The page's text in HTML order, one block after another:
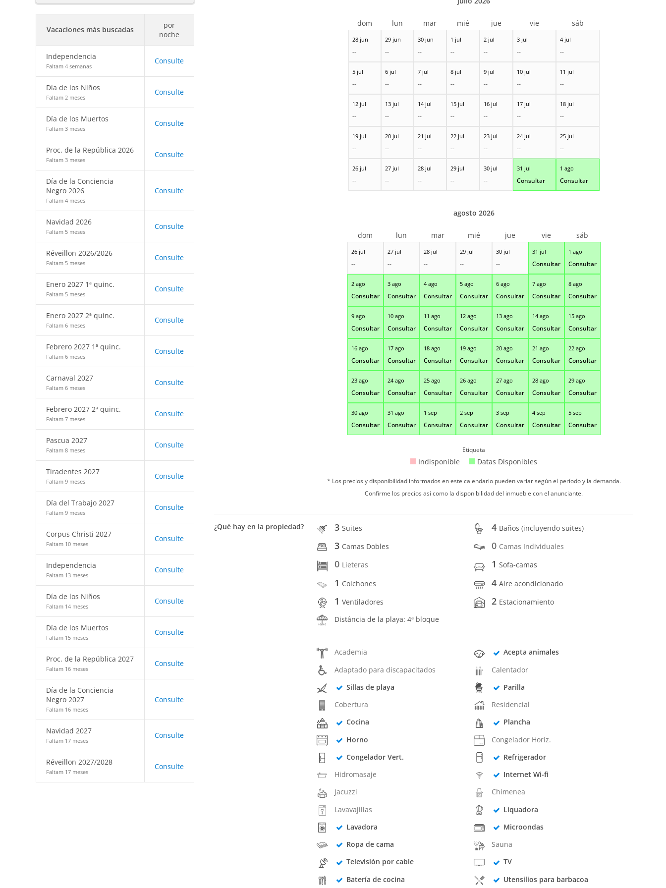
Vacaciones más buscadas
por
noche
Independencia
Faltam 4 semanas
Consulte
Día de los Niños
Faltam 2 meses
Consulte
Día de los Muertos
Faltam 3 meses
Consulte
Proc. de la República 2026
Faltam 3 meses
Consulte
Día de la Conciencia
Negro 2026
Faltam 4 meses
Consulte
Navidad 2026
Faltam 5 meses
Consulte
Réveillon 2026/2026
Faltam 5 meses
Consulte
Enero 2027 1ª quinc.
Faltam 5 meses
Consulte
Enero 2027 2ª quinc.
Faltam 6 meses
Consulte
Febrero 2027 1ª quinc.
Faltam 6 meses
Consulte
Carnaval 2027
Faltam 6 meses
Consulte
Febrero 2027 2ª quinc.
Faltam 7 meses
Consulte
Pascua 2027
Faltam 8 meses
Consulte
Tiradentes 2027
Faltam 9 meses
Consulte
Día del Trabajo 2027
Faltam 9 meses
Consulte
Corpus Christi 2027
Faltam 10 meses
Consulte
Independencia
Faltam 13 meses
Consulte
Día de los Niños
Faltam 14 meses
Consulte
Día de los Muertos
Faltam 15 meses
Consulte
Proc. de la República 2027
Faltam 16 meses
Consulte
Día de la Conciencia
Negro 2027
Faltam 16 meses
Consulte
Navidad 2027
Faltam 17 meses
Consulte
Réveillon 2027/2028
Faltam 17 meses
Consulte
28 jun
--
29 jun
--
30 jun
--
1 jul
--
2 jul
--
3 jul
--
4 jul
--
5 jul
--
6 jul
--
7 jul
--
8 jul
--
9 jul
--
10 jul
--
11 jul
--
12 jul
--
13 jul
--
14 jul
--
15 jul
--
16 jul
--
17 jul
--
18 jul
--
19 jul
--
20 jul
--
21 jul
--
22 jul
--
23 jul
--
24 jul
--
25 jul
--
26 jul
--
27 jul
--
28 jul
--
29 jul
--
30 jul
--
31 jul
Consultar
1 ago
Consultar
dom lun mar mié jue vie sáb
26 jul
--
27 jul
--
28 jul
--
29 jul
--
30 jul
--
31 jul
Consultar
1 ago
Consultar
2 ago
Consultar
3 ago
Consultar
4 ago
Consultar
5 ago
Consultar
6 ago
Consultar
7 ago
Consultar
8 ago
Consultar
9 ago
Consultar
10 ago
Consultar
11 ago
Consultar
12 ago
Consultar
13 ago
Consultar
14 ago
Consultar
15 ago
Consultar
16 ago
Consultar
17 ago
Consultar
18 ago
Consultar
19 ago
Consultar
20 ago
Consultar
21 ago
Consultar
22 ago
Consultar
23 ago
Consultar
24 ago
Consultar
25 ago
Consultar
26 ago
Consultar
27 ago
Consultar
28 ago
Consultar
29 ago
Consultar
30 ago
Consultar
31 ago
Consultar
1 sep
Consultar
2 sep
Consultar
3 sep
Consultar
4 sep
Consultar
5 sep
Consultar
agosto 2026
dom lun mar mié jue vie sáb
Etiqueta
Indisponible Datas Disponibles
* Los precios y disponibilidad informados en este calendario pueden variar según el período y la demanda.
Confirme los precios así como la disponibilidad del inmueble con el anunciante.
¿Qué hay en la propiedad? 3Suites 4 Baños (incluyendo suites)
3 Camas Dobles 0 Camas Individuales
0 Lieteras 1Sofa-camas
1 Colchones 4Aire acondicionado
1Ventiladores 2 Estacionamiento
Distância de la playa: 4ª bloque
Academia
Acepta animales
Adaptado para discapacitados
Calentador
Sillas de playa
Parilla
Cobertura
Residencial
Cocina
Plancha
Horno
Congelador Horiz.
Congelador Vert.
Refrigerador
Hidromasaje
Internet Wi-fi
Jacuzzi
Chimenea
Lavavajillas
Liquadora
Lavadora
Microondas
Ropa de cama
Sauna
Televisión por cable
TV
Batería de cocina
Utensilios para barbacoa